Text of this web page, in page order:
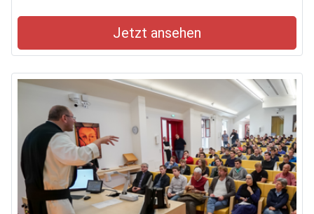
Jetzt ansehen